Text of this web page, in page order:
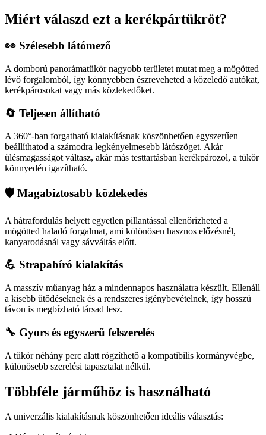
Miért válaszd ezt a kerékpártükröt?
👀 Szélesebb látómező
A domború panorámatükör nagyobb területet mutat meg a mögötted
lévő forgalomból, így könnyebben észreveheted a közeledő autókat,
kerékpárosokat vagy más közlekedőket.
🔄 Teljesen állítható
A 360°-ban forgatható kialakításnak köszönhetően egyszerűen
beállíthatod a számodra legkényelmesebb látószöget. Akár
ülésmagasságot váltasz, akár más testtartásban kerékpározol, a tükör
könnyedén igazítható.
🛡️ Magabiztosabb közlekedés
A hátrafordulás helyett egyetlen pillantással ellenőrizheted a
mögötted haladó forgalmat, ami különösen hasznos előzésnél,
kanyarodásnál vagy sávváltás előtt.
💪 Strapabíró kialakítás
A masszív műanyag ház a mindennapos használatra készült. Ellenáll
a kisebb ütődéseknek és a rendszeres igénybevételnek, így hosszú
távon is megbízható társad lesz.
🔧 Gyors és egyszerű felszerelés
A tükör néhány perc alatt rögzíthető a kompatibilis kormányvégbe,
különösebb szerelési tapasztalat nélkül.
Többféle járműhöz is használható
A univerzális kialakításnak köszönhetően ideális választás: